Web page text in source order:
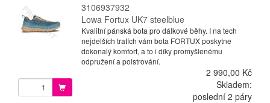
3106937932
Lowa Fortux UK7 steelblue
Kvalitní pánská bota pro dálkové běhy. I na tech
nejdelších tratích vám bota FORTUX poskytne
dokonalý komfort, a to i díky promyšlenému
odpružení a polstrování.
2 990,00 Kč
Skladem:
poslední 2 páry